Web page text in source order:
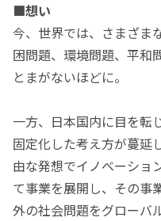
■想い
今、世界では、さまざま
困問題、環境問題、平和
とまがないほどに。
一方、日本国内に目を転
固定化した考え方が蔓延
由な発想でイノベーショ
て事業を展開し、その事
外の社会問題をグローバ